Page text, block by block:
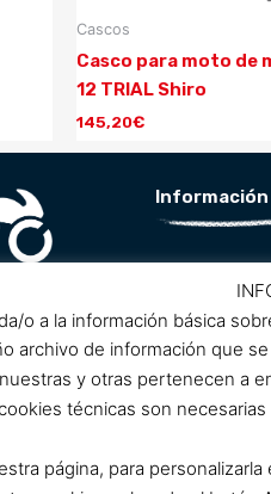
Cascos
Casco para moto de
12 TRIAL Shiro
145,20€
Información
Política de
Política de
Política de
Condiciones de
o a la información básica
archivo de información que
nuestras y otras pertenecen a
técnicas son
página, para